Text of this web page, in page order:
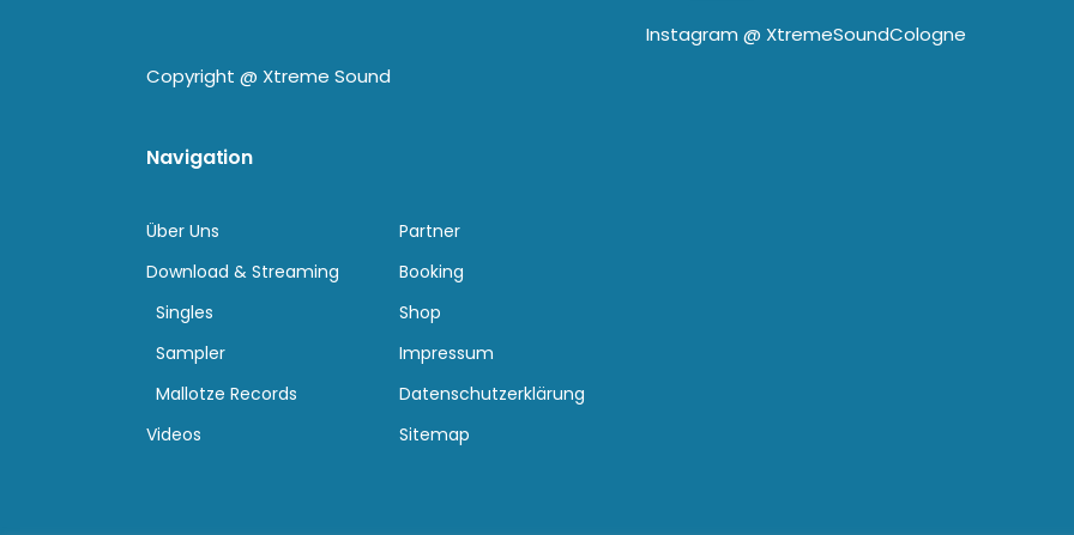
Instagram @ XtremeSoundCologne
Copyright @ Xtreme Sound
Navigation
Über Uns
Download & Streaming
Singles
Sampler
Mallotze Records
Videos
Partner
Booking
Shop
Impressum
Datenschutzerklärung
Sitemap